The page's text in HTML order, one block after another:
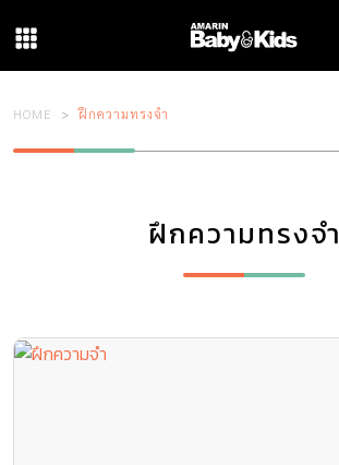
HOME ฝึกความทรงจำ
ฝึกความทรงจำ